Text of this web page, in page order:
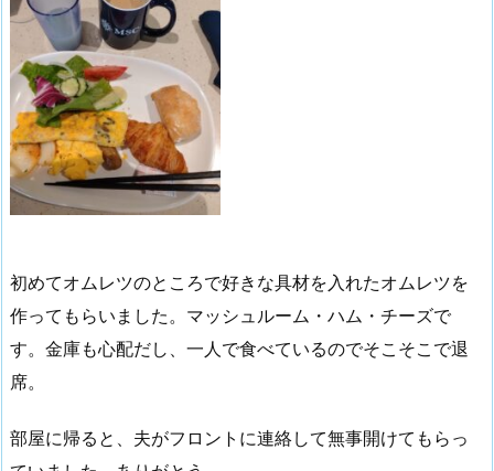
初めてオムレツのところで好きな具材を入れたオムレツを
作ってもらいました。マッシュルーム・ハム・チーズで
す。金庫も心配だし、一人で食べているのでそこそこで退
席。
部屋に帰ると、夫がフロントに連絡して無事開けてもらっ